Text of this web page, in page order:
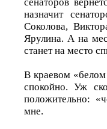
назначит
Соколова,
Ярулина. А на
станет на место
В краевом «белом
спокойно. Уж
положительно:
мне.